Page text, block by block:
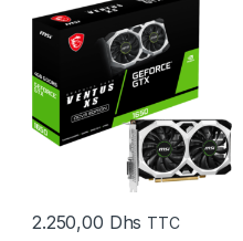
2.250,00 Dhs TTC